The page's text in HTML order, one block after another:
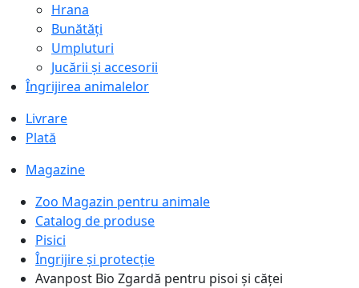
Hrana
Bunătăți
Umpluturi
Jucării și accesorii
Îngrijirea animalelor
Livrare
Plată
Magazine
Zoo Magazin pentru animale
Catalog de produse
Pisici
Îngrijire și protecție
Avanpost Bio Zgardă pentru pisoi și căței